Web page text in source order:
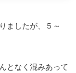
ましたが、５～
となく混みあって